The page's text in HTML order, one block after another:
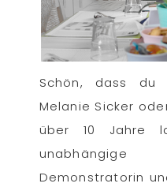
Schön, dass
Melanie Sicker
über 10 Jahre
Demonstratorin